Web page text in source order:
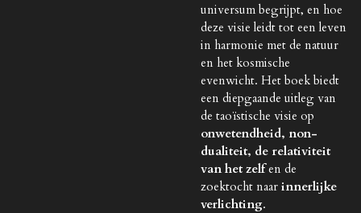
universum begrijpt, en hoe
deze visie leidt tot een leven
in harmonie met de natuur
en het kosmische
evenwicht. Het boek biedt
een diepgaande uitleg van
de taoïstische visie op
onwetendheid, non-
dualiteit, de relativiteit
van het zelfen de
zoektocht naar innerlijke
verlichting.